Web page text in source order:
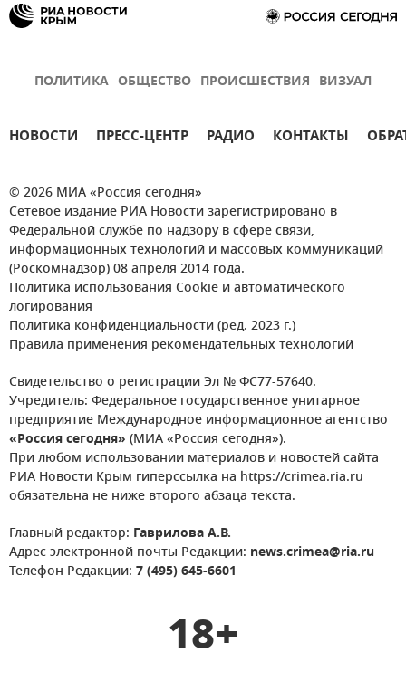
ПОЛИТИКА ОБЩЕСТВО ПРОИСШЕСТВИЯ ВИЗУАЛ
НОВОСТИ ПРЕСС-ЦЕНТР РАДИО КОНТАКТЫ
© 2026 МИА «Россия сегодня»
Сетевое издание РИА Новости зарегистрировано в
Федеральной службе по надзору в сфере связи,
информационных технологий и массовых коммуникаций
(Роскомнадзор) 08 апреля 2014 года.
Политика использования Cookie и автоматического
логирования
Политика конфиденциальности (ред. 2023 г.)
Правила применения рекомендательных технологий
Свидетельство о регистрации Эл № ФС77-57640.
Учредитель: Федеральное государственное унитарное
предприятие Международное информационное агентство
«Россия сегодня» (МИА «Россия сегодня»).
При любом использовании материалов и новостей сайта
РИА Новости Крым гиперссылка на https://crimea.ria.ru
обязательна не ниже второго абзаца текста.
Главный редактор: Гаврилова А.В.
Адрес электронной почты Редакции: news.crimea@ria.ru
Телефон Редакции: 7 (495) 645-6601
18+